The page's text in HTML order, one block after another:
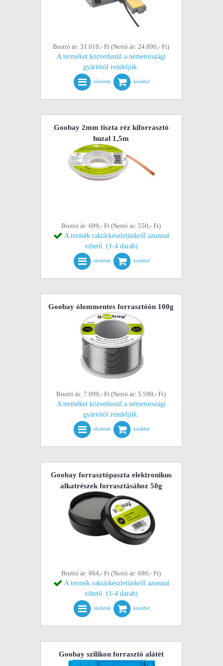
Bruttó ár: 31.610,- Ft (Nettó ár: 24.890,- Ft)
A terméket közvetlenül a németországi
gyártótól rendeljük.
részletek kosárba!
Goobay 2mm tiszta réz kiforrasztó
huzal 1,5m
Bruttó ár: 699,- Ft (Nettó ár: 550,- Ft)
A termék raktárkészletünkről azonnal
vihető. (1-4 darab)
részletek kosárba!
Goobay ólommentes forrasztóón 100g
Bruttó ár: 7.099,- Ft (Nettó ár: 5.590,- Ft)
A terméket közvetlenül a németországi
gyártótól rendeljük.
részletek kosárba!
Goobay forrasztópaszta elektronikus
alkatrészek forrasztásához 50g
Bruttó ár: 864,- Ft (Nettó ár: 680,- Ft)
A termék raktárkészletünkről azonnal
vihető. (1-4 darab)
részletek kosárba!
Goobay szilikon forrasztó alátét